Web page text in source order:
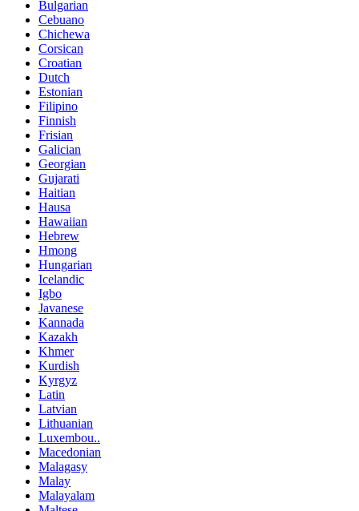
Bulgarian
Cebuano
Chichewa
Corsican
Croatian
Dutch
Estonian
Filipino
Finnish
Frisian
Galician
Georgian
Gujarati
Haitian
Hausa
Hawaiian
Hebrew
Hmong
Hungarian
Icelandic
Igbo
Javanese
Kannada
Kazakh
Khmer
Kurdish
Kyrgyz
Latin
Latvian
Lithuanian
Luxembou..
Macedonian
Malagasy
Malay
Malayalam